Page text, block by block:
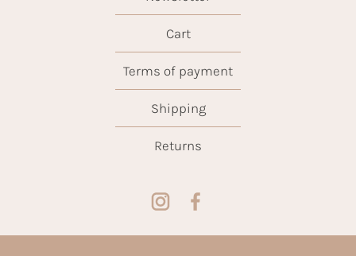
Cart
Terms of payment
Shipping
Returns